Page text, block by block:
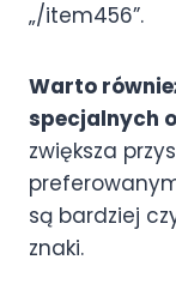
„/item456”.
Warto
specjalnych
zwiększa
są bardziej
znaki.